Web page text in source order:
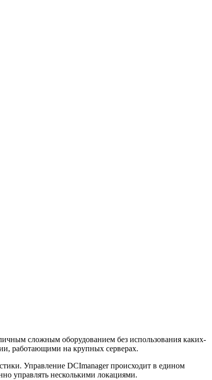
сложным оборудованием без использования каких-
работающими на крупных серверах.
Управление DCImanager происходит в едином
управлять несколькими локациями.